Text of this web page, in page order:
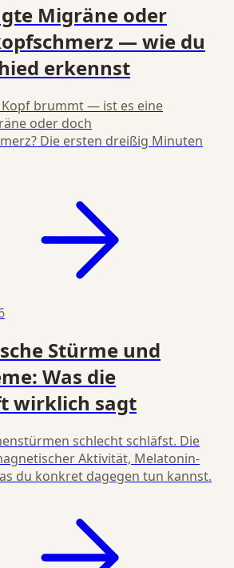
Migräne oder
— wie du
erkennst
brummt — ist es eine
oder doch
Die ersten dreißig Minuten
Stürme und
Was die
wirklich sagt
schlecht schläfst. Die
Aktivität, Melatonin-
du konkret dagegen tun kannst.